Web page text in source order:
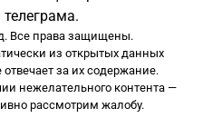
Все права защищены.
из открытых данных
за их содержание.
нежелательного контента —
рассмотрим жалобу.